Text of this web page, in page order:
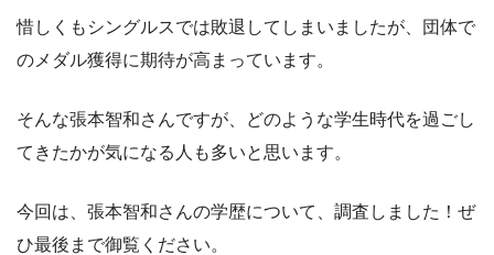
惜しくもシングルスでは敗退してしまいましたが、団体で
のメダル獲得に期待が高まっています。
そんな張本智和さんですが、どのような学生時代を過ごし
てきたかが気になる人も多いと思います。
今回は、張本智和さんの学歴について、調査しました！ぜ
ひ最後まで御覧ください。